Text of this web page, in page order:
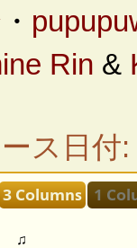
・
Rin &
ス日付:
♫